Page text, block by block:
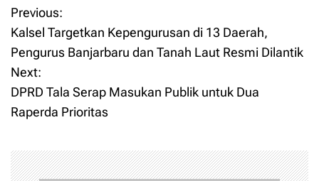
P
o
s
t
a
Previous:
Kalsel Targetkan Kepengurusan di 13 Daerah,
Pengurus Banjarbaru dan Tanah Laut Resmi Dilantik
Next:
DPRD Tala Serap Masukan Publik untuk Dua
Raperda Prioritas